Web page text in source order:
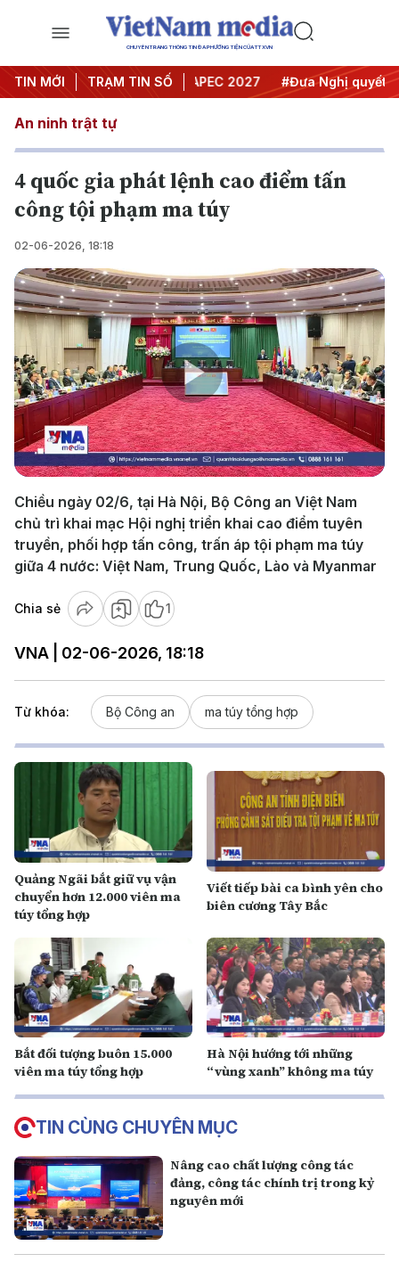
CHUYÊN TRANG THÔNG TIN ĐA PHƯƠNG TIỆN CỦA TTXVN
TIN MỚI TRẠM TIN SỐ
nghị Trung ương 3 #APEC 2027 #Đưa Nghị quyết
An ninh trật tự
4 quốc gia phát lệnh cao điểm tấn
công tội phạm ma túy
02-06-2026, 18:18
Play
Video
Chiều ngày 02/6, tại Hà Nội, Bộ Công an Việt Nam
chủ trì khai mạc Hội nghị triển khai cao điểm tuyên
truyền, phối hợp tấn công, trấn áp tội phạm ma túy
giữa 4 nước: Việt Nam, Trung Quốc, Lào và Myanmar
Chia sẻ 1
VNA | 02-06-2026, 18:18
Từ khóa: Bộ Công an ma túy tổng hợp
Quảng Ngãi bắt giữ vụ vận
chuyển hơn 12.000 viên ma
túy tổng hợp
V iết tiếp bài ca bình yên cho
biên cương Tây Bắc
Bắt đối tượng buôn 15.000
viên ma túy tổng hợp
Hà Nội hướng tới những
“vùng xanh” không ma túy
TIN CÙNG CHUYÊN MỤC
Nâng cao chất lượng công tác
đảng, công tác chính trị trong kỷ
nguyên mới